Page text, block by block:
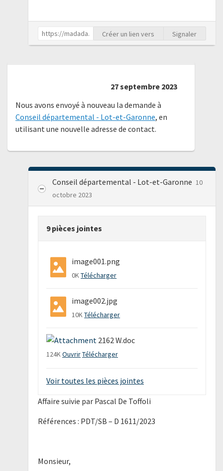
Créer un lien vers Signaler
27 septembre 2023
Nous avons envoyé à nouveau la demande à
Conseil départemental - Lot-et-Garonne, en
utilisant une nouvelle adresse de contact.
Conseil départemental - Lot-et-Garonne 10
octobre 2023
9 pièces jointes
image001.png
0KTélécharger
image002.jpg
10KTélécharger
2162 W.doc
124KOuvrirTélécharger
Voir toutes les pièces jointes
Affaire suivie par Pascal De Toffoli
Références : PDT/SB – D 1611/2023
Monsieur,